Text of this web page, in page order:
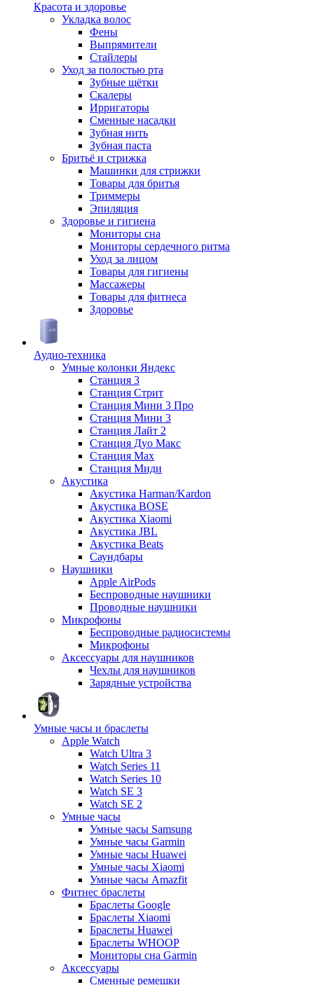
Красота и здоровье
Укладка волос
Фены
Выпрямители
Стайлеры
Уход за полостью рта
Зубные щётки
Скалеры
Ирригаторы
Сменные насадки
Зубная нить
Зубная паста
Бритьё и стрижка
Машинки для стрижки
Товары для бритья
Триммеры
Эпиляция
Здоровье и гигиена
Мониторы сна
Мониторы сердечного ритма
Уход за лицом
Товары для гигиены
Массажеры
Товары для фитнеса
Здоровье
Аудио-техника
Умные колонки Яндекс
Станция 3
Станция Стрит
Станция Мини 3 Про
Станция Мини 3
Станция Лайт 2
Станция Дуо Макс
Станция Max
Станция Миди
Акустика
Акустика Harman/Kardon
Акустика BOSE
Акустика Xiaomi
Акустика JBL
Акустика Beats
Саундбары
Наушники
Apple AirPods
Беспроводные наушники
Проводные наушники
Микрофоны
Беспроводные радиосистемы
Микрофоны
Аксессуары для наушников
Чехлы для наушников
Зарядные устройства
Умные часы и браслеты
Apple Watch
Watch Ultra 3
Watch Series 11
Watch Series 10
Watch SE 3
Watch SE 2
Умные часы
Умные часы Samsung
Умные часы Garmin
Умные часы Huawei
Умные часы Xiaomi
Умные часы Amazfit
Фитнес браслеты
Браслеты Google
Браслеты Xiaomi
Браслеты Huawei
Браслеты WHOOP
Мониторы сна Garmin
Аксессуары
Сменные ремешки